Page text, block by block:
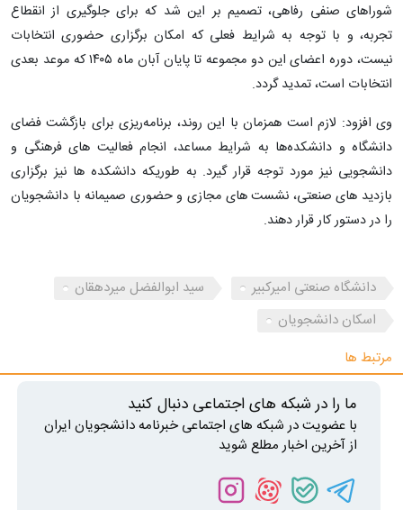
شوراهای صنفی رفاهی، تصمیم بر این شد که برای جلوگیری از انقطاع
تجربه، و با توجه به شرایط فعلی که امکان برگزاری حضوری انتخابات
نیست، دوره اعضای این دو مجموعه تا پایان آبان ماه ۱۴۰۵ که موعد بعدی
انتخابات است، تمدید گردد.
وی افزود: لازم است همزمان با این روند، برنامه‌ریزی برای بازگشت فضای
دانشگاه و دانشکده‌ها به شرایط مساعد، انجام فعالیت های فرهنگی و
دانشجویی نیز مورد توجه قرار گیرد. به طوریکه دانشکده ها نیز برگزاری
بازدید های صنعتی، نشست های مجازی و حضوری صمیمانه با دانشجویان
را در دستور کار قرار دهند.
دانشگاه صنعتی امیرکبیر
سید ابوالفضل میردهقان
اسکان دانشجویان
مرتبط ها
ما را در شبکه های اجتماعی دنبال کنید
با عضویت در شبکه های اجتماعی خبرنامه دانشجویان ایران
از آخرین اخبار مطلع شوید